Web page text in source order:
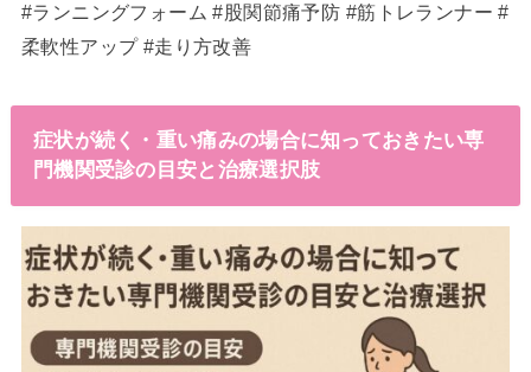
#ランニングフォーム #股関節痛予防 #筋トレランナー #
柔軟性アップ #走り方改善
症状が続く・重い痛みの場合に知っておきたい専
門機関受診の目安と治療選択肢